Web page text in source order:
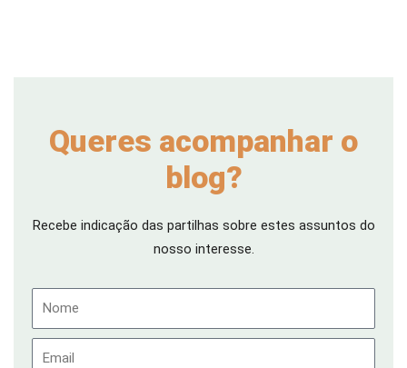
Queres acompanhar o
blog?
Recebe indicação das partilhas sobre estes assuntos do
nosso interesse.